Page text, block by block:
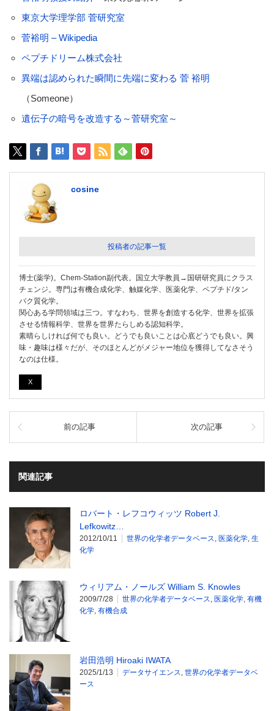
東京大学理学部 菅研究室
菅裕明 – Wikipedia
ペプチドリーム株式会社
異端は認められた瞬間に先端に変わる 菅 裕明
（Someone）
遺伝子の暗号を改造する～菅研究室～
cosine
投稿者の記事一覧
博士(薬学)。Chem-Station副代表。国立大学教員→国研研究員にクラス
チェンジ。専門は有機合成化学、触媒化学、医薬化学、ペプチド/タン
パク質化学。
関心ある学問領域は三つ。すなわち、世界を創造する化学、世界を拡張
させる情報科学、世界を世界たらしめる認知科学。
素晴らしければ何でも良い。どうでも良いことは心底どうでも良い。興
味・趣味は様々だが、そのほとんどがメジャー地位を獲得してなさそう
なのは仕様。
X
前の記事 次の記事
関連記事
ロバート・レフコウィッツ Robert J.
Lefkowitz…
2012/10/11 世界の化学者データベース 医薬化学 生
化学
ウィリアム・ノールズ William S. Knowles
2009/7/28 世界の化学者データベース 医薬化学 有機
化学 有機合成
岩田浩明 Hiroaki IWATA
2025/1/13 データサイエンス 世界の化学者データベ
ース